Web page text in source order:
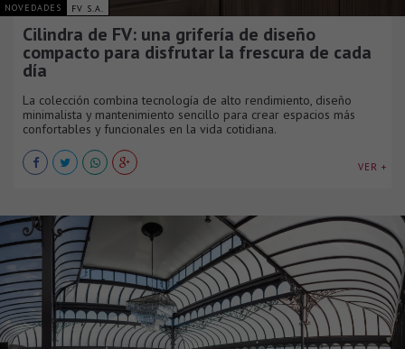
NOVEDADES FV S.A.
Cilindra de FV: una grifería de diseño
compacto para disfrutar la frescura de cada
día
La colección combina tecnología de alto rendimiento, diseño
minimalista y mantenimiento sencillo para crear espacios más
confortables y funcionales en la vida cotidiana.
VER +